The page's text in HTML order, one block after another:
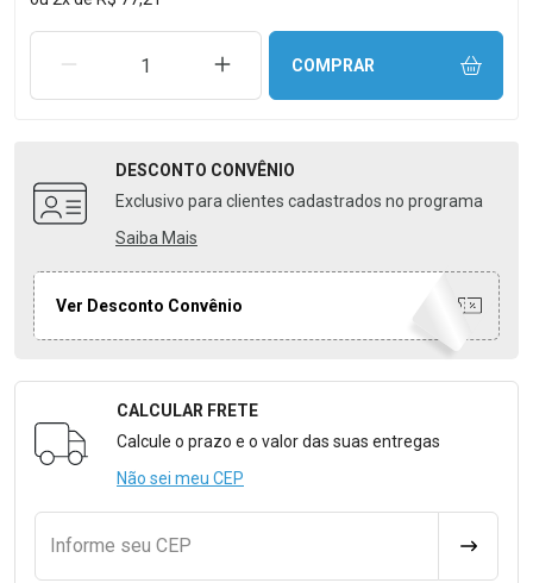
REMOVER UMA UNIDADEAUMENTAR UMA UNIDADE
COMPRAR
DESCONTO CONVÊNIO
Exclusivo para clientes cadastrados no programa
Saiba Mais
Ver Desconto Convênio
Formulário para Calcular o Frete
CALCULAR FRETE
Calcule o prazo e o valor das suas entregas
Não sei meu CEP
Informe seu CEP